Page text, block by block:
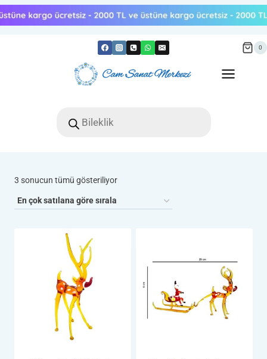
Skip
to
0
search
3 sonucun tümü gösteriliyorPopülerliğe